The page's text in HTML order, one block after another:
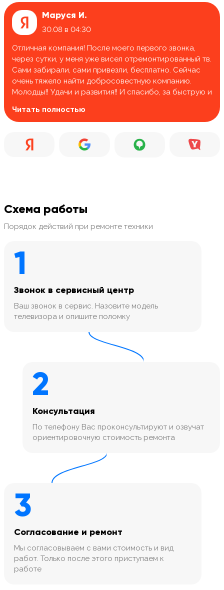
Маруся И.
30.08 в 04:30
Отличная компания! После моего первого звонка,
через сутки, у меня уже висел отремонтированный тв.
Сами забирали, сами привезли, бесплатно. Сейчас
очень тяжело найти добросовестную компанию.
Молодцы!! Удачи и развития!! И спасибо, за быструю и
Читать полностью
Схема работы
Порядок действий при ремонте техники
1
Звонок в сервисный центр
Ваш звонок в сервис. Назовите модель
телевизора и опишите поломку
2
Консультация
По телефону Вас проконсультируют и озвучат
ориентировочную стоимость ремонта
3
Согласование и ремонт
Мы согласовываем с вами стоимость и вид
работ. Только после этого приступаем к
работе